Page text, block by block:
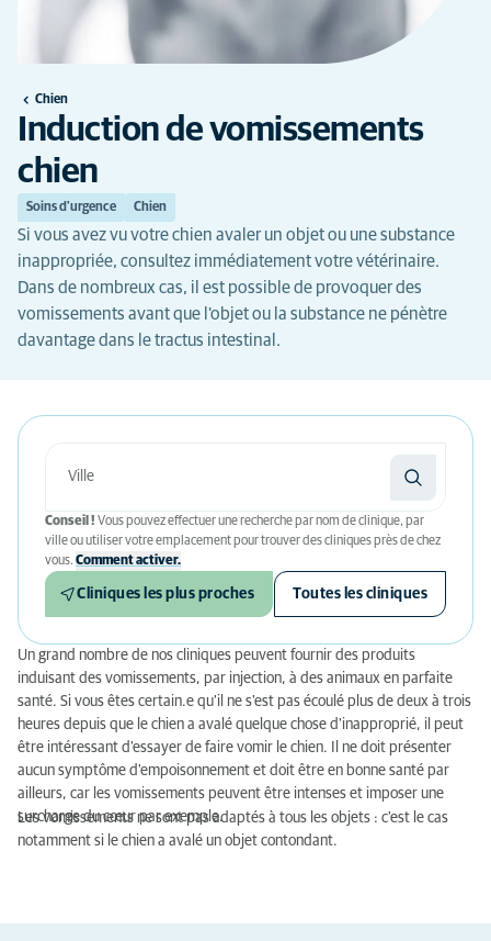
Chien
Induction de vomissements
chien
Soins d'urgence Chien
Si vous avez vu votre chien avaler un objet ou une substance
inappropriée, consultez immédiatement votre vétérinaire.
Dans de nombreux cas, il est possible de provoquer des
vomissements avant que l'objet ou la substance ne pénètre
davantage dans le tractus intestinal.
Conseil ! Vous pouvez effectuer une recherche par nom de clinique, par
ville ou utiliser votre emplacement pour trouver des cliniques près de chez
vous. Comment activer.
Cliniques les plus proches Toutes les cliniques
Un grand nombre de nos cliniques peuvent fournir des produits
induisant des vomissements, par injection, à des animaux en parfaite
santé. Si vous êtes certain.e qu'il ne s'est pas écoulé plus de deux à trois
heures depuis que le chien a avalé quelque chose d'inapproprié, il peut
être intéressant d'essayer de faire vomir le chien. Il ne doit présenter
aucun symptôme d'empoisonnement et doit être en bonne santé par
ailleurs, car les vomissements peuvent être intenses et imposer une
surcharge du cœur par exemple.
Les vomissements ne sont pas adaptés à tous les objets : c'est le cas
notamment si le chien a avalé un objet contondant.